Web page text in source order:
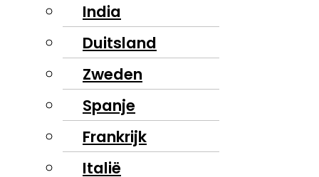
India
Duitsland
Zweden
Spanje
Frankrijk
Italië